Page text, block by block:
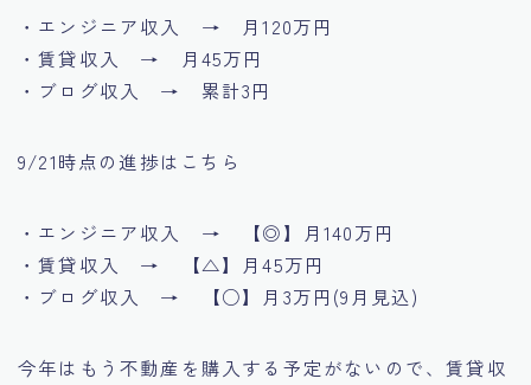
・エンジニア収入 → 月120万円
・賃貸収入 → 月45万円
・ブログ収入 → 累計3円
9/21時点の進捗はこちら
・エンジニア収入 → 【◎】月140万円
・賃貸収入 → 【△】月45万円
・ブログ収入 → 【○】月3万円(9月見込)
今年はもう不動産を購入する予定がないので、賃貸収